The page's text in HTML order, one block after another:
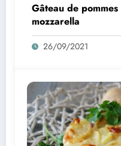
Gâteau de
mozzarella
26/09/2021